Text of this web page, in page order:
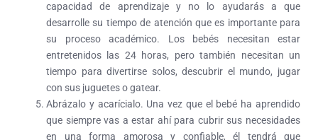
capacidad de aprendizaje y no lo ayudarás a que
desarrolle su tiempo de atención que es importante para
su proceso académico. Los bebés necesitan estar
entretenidos las 24 horas, pero también necesitan un
tiempo para divertirse solos, descubrir el mundo, jugar
con sus juguetes o gatear.
Abrázalo y acarícialo. Una vez que el bebé ha aprendido
que siempre vas a estar ahí para cubrir sus necesidades
en una forma amorosa y confiable, él tendrá que